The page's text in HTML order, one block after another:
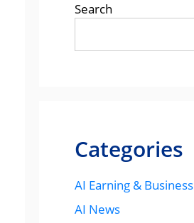
Search
Categories
AI Earning & Business
AI News